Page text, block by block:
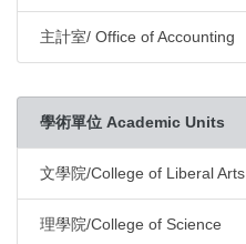
主計室/ Office of Accounting
學術單位 Academic Units
文學院/College of Liberal Arts
理學院/College of Science